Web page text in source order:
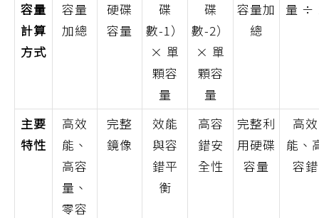
容量
計算
方式
容量
加總
硬碟
容量
碟
數-1）
× 單
顆容
量
碟
數-2）
× 單
顆容
量
容量加
總
量 ÷
主要
特性
高效
能、
高容
量、
零容
完整
鏡像
效能
與容
錯平
衡
高容
錯安
全性
完整利
用硬碟
容量
高效
能、
容錯